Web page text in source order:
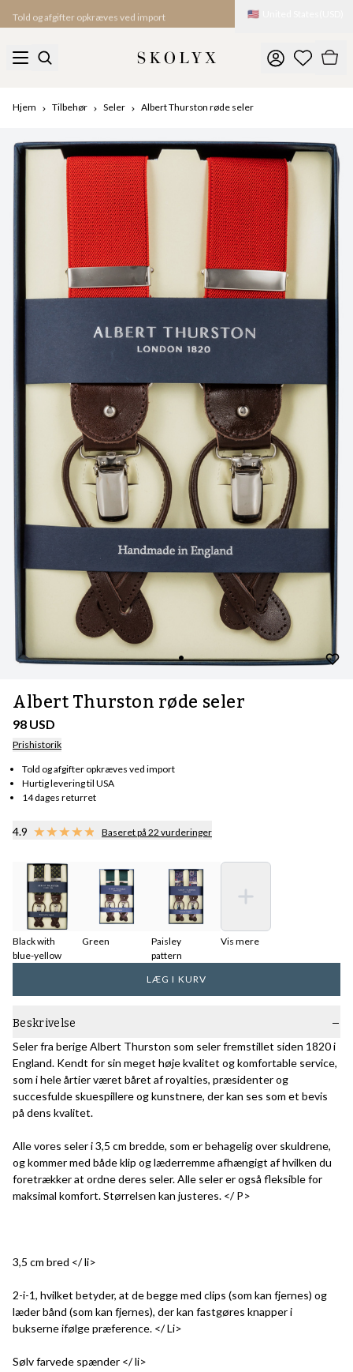
Told og afgifter opkræves ved import 🇺🇸
Hjem Tilbehør Seler Albert Thurston røde seler
Albert Thurston røde seler
98 USD
Prishistorik
Told og afgifter opkræves ved import
Hurtig levering til USA
14 dages returret
4.9 Baseret på 22 vurderinger
Black with
blue-yellow
Green
Paisley
pattern
Vis mere
LÆG I KURV
Beskrivelse
Seler fra berige Albert Thurston som seler fremstillet siden 1820 i
England. Kendt for sin meget høje kvalitet og komfortable service,
som i hele årtier været båret af royalties, præsidenter og
succesfulde skuespillere og kunstnere, der kan ses som et bevis
på dens kvalitet.
Alle vores seler i 3,5 cm bredde, som er behagelig over skuldrene,
og kommer med både klip og læderremme afhængigt af hvilken du
foretrækker at ordne deres seler. Alle seler er også fleksible for
maksimal komfort. Størrelsen kan justeres. </ P>
3,5 cm bred </ li>
2-i-1, hvilket betyder, at de begge med clips (som kan fjernes) og
læder bånd (som kan fjernes), der kan fastgøres knapper i
bukserne ifølge præference. </ Li>
Sølv farvede spænder </ li>